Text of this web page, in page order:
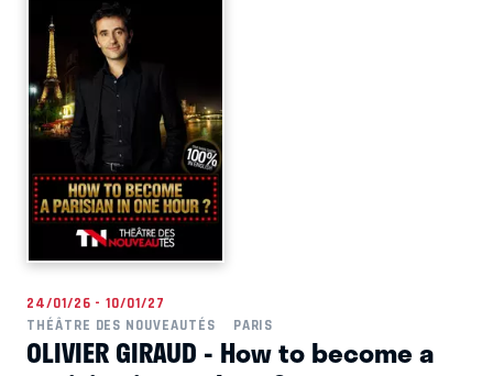
24/01/26 - 10/01/27
THÉÂTRE DES NOUVEAUTÉS
PARIS
OLIVIER GIRAUD - How to become a